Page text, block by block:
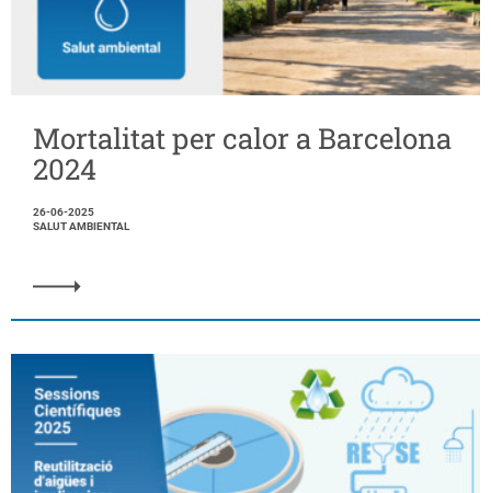
Mortalitat per calor a Barcelona
2024
26-06-2025
SALUT AMBIENTAL